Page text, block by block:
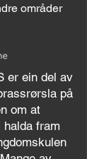
områder
er ein del av
på
om at
fram